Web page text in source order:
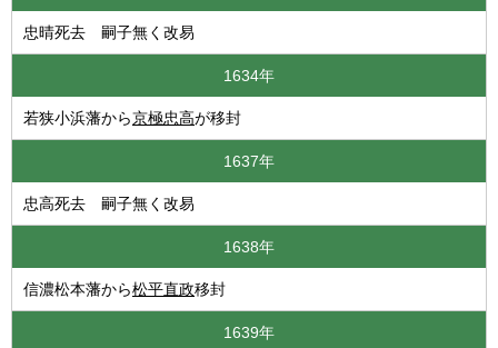
忠晴死去 嗣子無く改易
1634年
若狭小浜藩から京極忠高が移封
1637年
忠高死去 嗣子無く改易
1638年
信濃松本藩から松平直政移封
1639年